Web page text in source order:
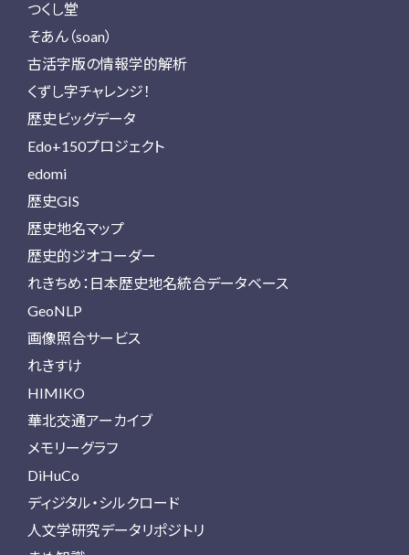
つくし堂
そあん（soan）
古活字版の情報学的解析
くずし字チャレンジ！
歴史ビッグデータ
Edo+150プロジェクト
edomi
歴史GIS
歴史地名マップ
歴史的ジオコーダー
れきちめ：日本歴史地名統合データベース
GeoNLP
画像照合サービス
れきすけ
HIMIKO
華北交通アーカイブ
メモリーグラフ
DiHuCo
ディジタル・シルクロード
人文学研究データリポジトリ